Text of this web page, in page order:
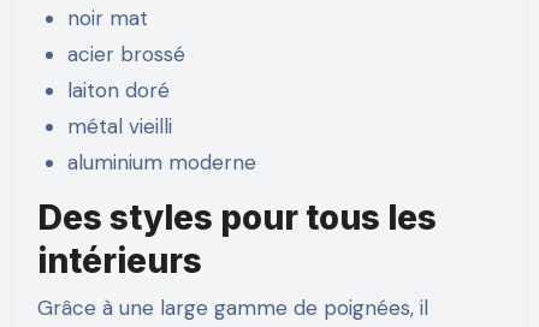
noir mat
acier brossé
laiton doré
métal vieilli
aluminium moderne
Des styles pour tous les
intérieurs
Grâce à une large gamme de poignées, il